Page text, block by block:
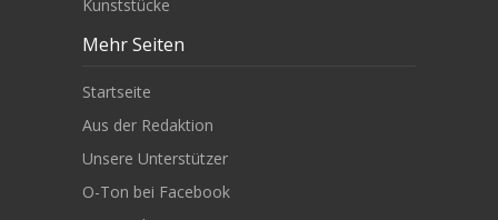
Kunststücke
Mehr Seiten
Startseite
Aus der Redaktion
Unsere Unterstützer
O-Ton bei Facebook